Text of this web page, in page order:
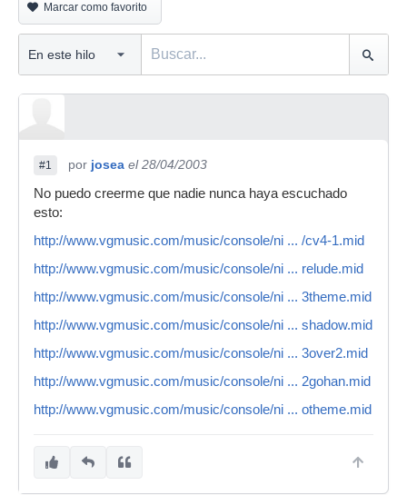
Marcar como favorito
#1 por josea el 28/04/2003
No puedo creerme que nadie nunca haya escuchado
esto:
http://www.vgmusic.com/music/console/ni ... /cv4-1.mid
http://www.vgmusic.com/music/console/ni ... relude.mid
http://www.vgmusic.com/music/console/ni ... 3theme.mid
http://www.vgmusic.com/music/console/ni ... shadow.mid
http://www.vgmusic.com/music/console/ni ... 3over2.mid
http://www.vgmusic.com/music/console/ni ... 2gohan.mid
http://www.vgmusic.com/music/console/ni ... otheme.mid